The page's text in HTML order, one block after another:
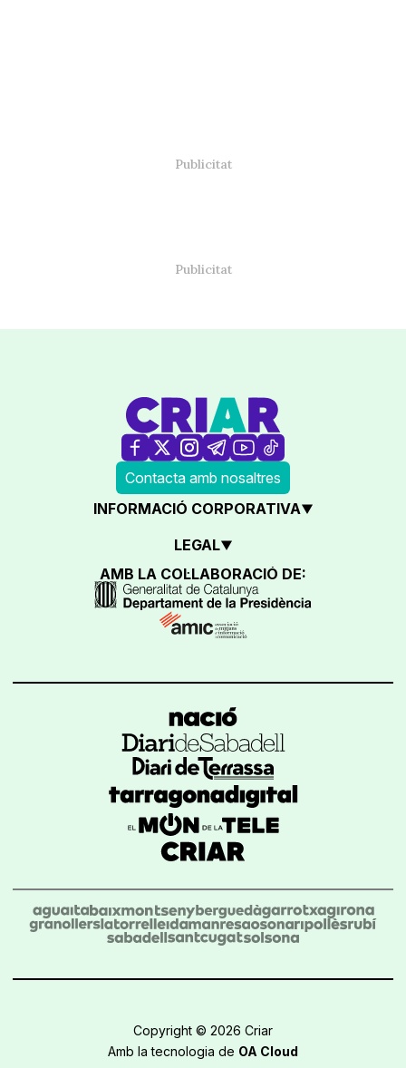
Contacta amb nosaltres
INFORMACIÓ CORPORATIVA
LEGAL
AMB LA COL·LABORACIÓ DE:
Copyright © 2026 Criar
Amb la tecnologia de OA Cloud